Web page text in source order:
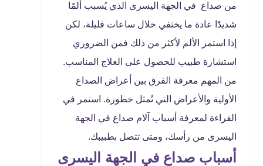
من صداع في الجهة اليسرى الذي يُسبب ألمًا
شديدًا عادة ما يختفي خلال ساعات قليلة، لكن
إذا استمر الألم لأكثر من ذلك فمن الضروري
استشارة طبيب للحصول على العلاج المناسب.
من المهم معرفة الفرق بين أعراض الصداع
الأولية والأعراض التي تُمثل خطورة. استمر في
القراءة لمعرفة أسباب آلام صداع في الجهة
اليسرى من رأسك، ومتى تتصل بطبيبك.
أسباب صداع في الجهة اليسرى